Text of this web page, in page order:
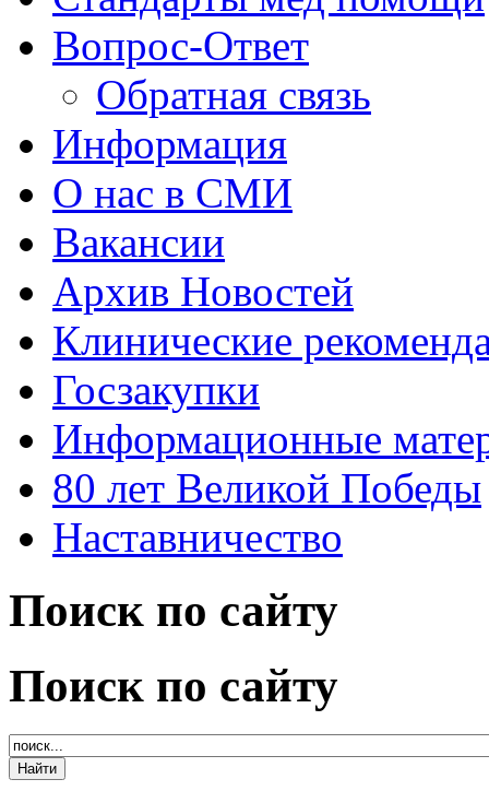
Вопрос-Ответ
Обратная связь
Информация
О нас в СМИ
Вакансии
Архив Новостей
Клинические
Госзакупки
Информационные
80 лет Великой Победы
Наставничество
Поиск по сайту
Поиск по сайту